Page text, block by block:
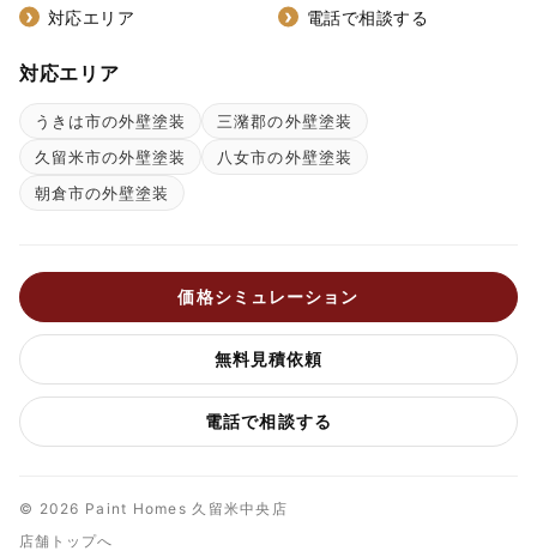
対応エリア 電話で相談する
対応エリア
うきは市の外壁塗装
三潴郡の外壁塗装
久留米市の外壁塗装
八女市の外壁塗装
朝倉市の外壁塗装
価格シミュレーション
無料見積依頼
電話で相談する
© 2026 Paint Homes 久留米中央店
店舗トップへ